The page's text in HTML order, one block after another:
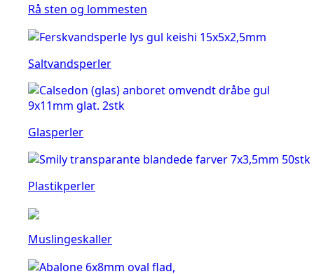
Rå sten og lommesten
Saltvandsperler
Glasperler
Plastikperler
Muslingeskaller